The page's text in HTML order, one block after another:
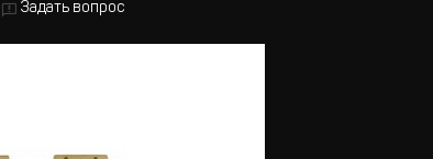
Задать вопрос